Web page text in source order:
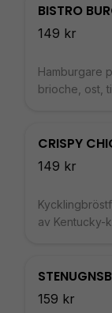
BISTRO
149 kr
Hamburgare
brioche, ost,
CRISPY
149 kr
av Kentucky-
159 kr